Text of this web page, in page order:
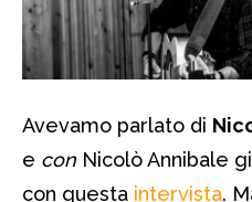
Avevamo parlato di
e con Nicolò Annibale
con questa intervista.